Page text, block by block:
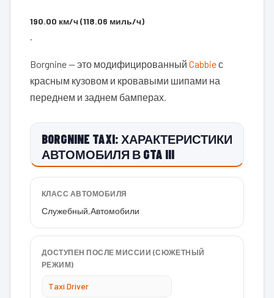
190.00 км/ч (118.06 миль/ч)
.
Borgnine — это модифицированный Cabbieс
красным кузовом и кровавыми шипами на
переднем и заднем бамперах.
BORGNINE TAXI: ХАРАКТЕРИСТИКИ
АВТОМОБИЛЯ В GTA III
КЛАСС АВТОМОБИЛЯ
Служебный,Автомобили
ДОСТУПЕН ПОСЛЕ МИССИИ (СЮЖЕТНЫЙ
РЕЖИМ)
Taxi Driver